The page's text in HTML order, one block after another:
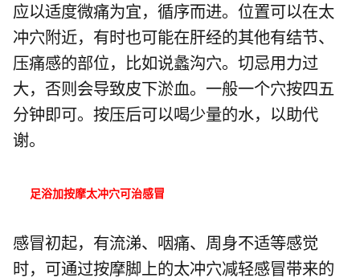
应以适度微痛为宜，循序而进。位置可以在太
冲穴附近，有时也可能在肝经的其他有结节、
压痛感的部位，比如说蠡沟穴。切忌用力过
大，否则会导致皮下淤血。一般一个穴按四五
分钟即可。按压后可以喝少量的水，以助代
谢。
足浴加按摩太冲穴可治感冒
感冒初起，有流涕、咽痛、周身不适等感觉
时，可通过按摩脚上的太冲穴减轻感冒带来的